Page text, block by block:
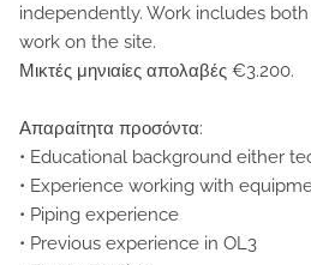
independently. Work includes
work on the site.
Μικτές μηνιαίες απολαβές €3.200.
Απαραίτητα προσόντα:
• Educational background either
• Experience working with
• Piping experience
• Previous experience in OL3